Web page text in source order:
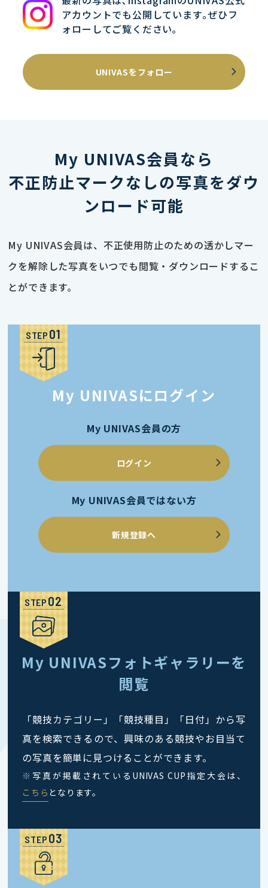
アカウントでも公開しています｡ぜひフ
ォローしてご覧ください｡
UNIVASをフォロー
My UNIVAS会員なら
不正防止マークなしの写真をダウ
ンロード可能
My UNIVAS会員は、不正使用防止のための透かしマー
クを解除した写真をいつでも閲覧・ダウンロードするこ
とができます。
STEP
My UNIVASにログイン
My UNIVAS会員の方
ログイン
My UNIVAS会員ではない方
新規登録へ
STEP
My UNIVASフォトギャラリーを
閲覧
「競技カテゴリー」「競技種目」「日付」から写
真を検索できるので、興味のある競技やお目当て
の写真を簡単に見つけることができます。
※ 写真が掲載されているUNIVAS CUP指定大会は、
こちら となります。
STEP